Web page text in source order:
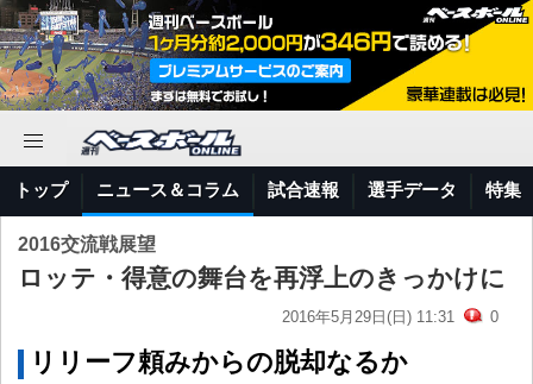
トップ ニュース＆コラム 試合速報 選手データ 特集
2016交流戦展望
ロッテ・得意の舞台を再浮上のきっかけに
2016年5月29日(日) 11:31 0
リリーフ頼みからの脱却なるか